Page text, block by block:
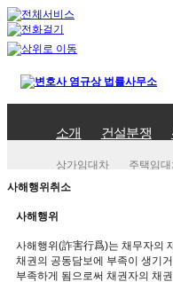
소개 건설분쟁
상가임대차 주택임
사해행위취소
사해행위
사해행위(詐害行爲)는 채무자의
채권의 공동담보에 부족이 생기
부족하게 됨으로써 채권자의 채